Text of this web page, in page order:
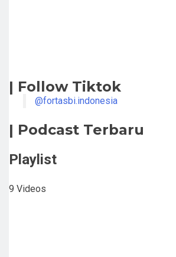
| Follow Tiktok
@fortasbi.indonesia
| Podcast Terbaru
Playlist
9 Videos